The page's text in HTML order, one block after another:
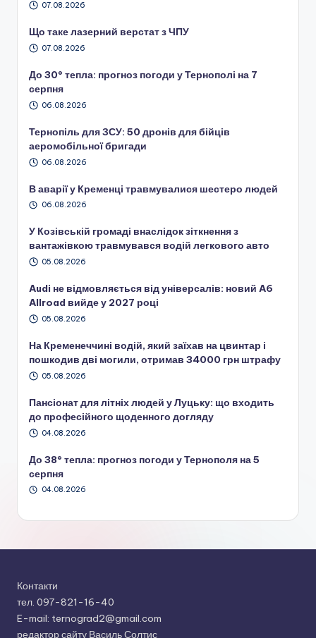
07.08.2026
Що таке лазерний верстат з ЧПУ
07.08.2026
До 30° тепла: прогноз погоди у Тернополі на 7
серпня
06.08.2026
Тернопіль для ЗСУ: 50 дронів для бійців
аеромобільної бригади
06.08.2026
В аварії у Кременці травмувалися шестеро людей
06.08.2026
У Козівській громаді внаслідок зіткнення з
вантажівкою травмувався водій легкового авто
05.08.2026
Audi не відмовляється від універсалів: новий A6
Allroad вийде у 2027 році
05.08.2026
На Кременеччині водій, який заїхав на цвинтар і
пошкодив дві могили, отримав 34000 грн штрафу
05.08.2026
Пансіонат для літніх людей у Луцьку: що входить
до професійного щоденного догляду
04.08.2026
До 38° тепла: прогноз погоди у Тернополя на 5
серпня
04.08.2026
Контакти
тел. 097-821-16-40
E-mail: ternograd2@gmail.com
редактор сайту Василь Солтис